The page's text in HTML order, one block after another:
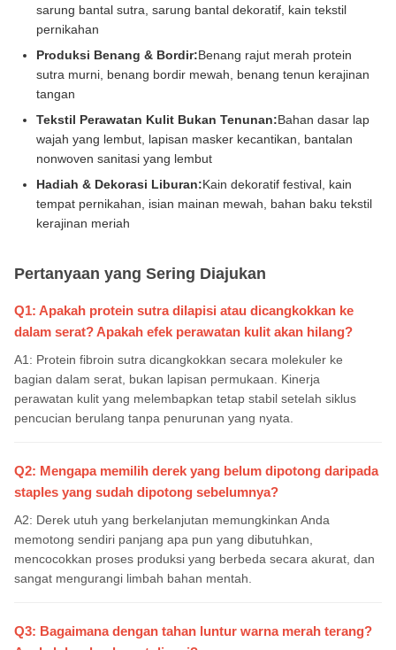
sarung bantal sutra, sarung bantal dekoratif, kain tekstil
pernikahan
Produksi Benang & Bordir:Benang rajut merah protein
sutra murni, benang bordir mewah, benang tenun kerajinan
tangan
Tekstil Perawatan Kulit Bukan Tenunan:Bahan dasar lap
wajah yang lembut, lapisan masker kecantikan, bantalan
nonwoven sanitasi yang lembut
Hadiah & Dekorasi Liburan:Kain dekoratif festival, kain
tempat pernikahan, isian mainan mewah, bahan baku tekstil
kerajinan meriah
Pertanyaan yang Sering Diajukan
Q1: Apakah protein sutra dilapisi atau dicangkokkan ke
dalam serat? Apakah efek perawatan kulit akan hilang?
A1: Protein fibroin sutra dicangkokkan secara molekuler ke
bagian dalam serat, bukan lapisan permukaan. Kinerja
perawatan kulit yang melembapkan tetap stabil setelah siklus
pencucian berulang tanpa penurunan yang nyata.
Q2: Mengapa memilih derek yang belum dipotong daripada
staples yang sudah dipotong sebelumnya?
A2: Derek utuh yang berkelanjutan memungkinkan Anda
memotong sendiri panjang apa pun yang dibutuhkan,
mencocokkan proses produksi yang berbeda secara akurat, dan
sangat mengurangi limbah bahan mentah.
Q3: Bagaimana dengan tahan luntur warna merah terang?